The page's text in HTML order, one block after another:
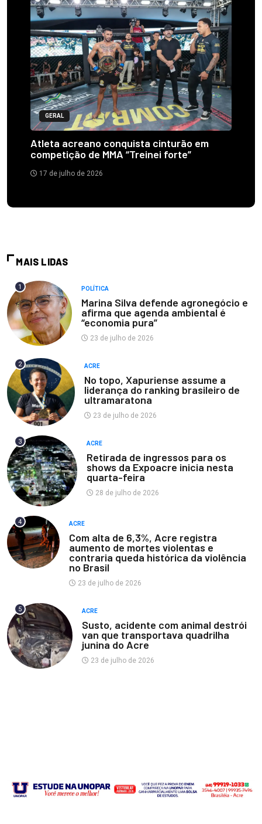
GERAL
Atleta acreano conquista cinturão em
competição de MMA “Treinei forte”
17 de julho de 2026
MAIS LIDAS
1 POLÍTICA
Marina Silva defende agronegócio e
afirma que agenda ambiental é
“economia pura”
23 de julho de 2026
2 ACRE
No topo, Xapuriense assume a
liderança do ranking brasileiro de
ultramaratona
23 de julho de 2026
3 ACRE
Retirada de ingressos para os
shows da Expoacre inicia nesta
quarta-feira
28 de julho de 2026
4 ACRE
Com alta de 6,3%, Acre registra
aumento de mortes violentas e
contraria queda histórica da violência
no Brasil
23 de julho de 2026
5 ACRE
Susto, acidente com animal destrói
van que transportava quadrilha
junina do Acre
23 de julho de 2026